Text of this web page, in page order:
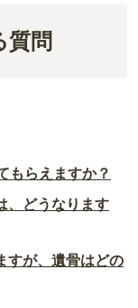
質問
もらえますか？
、どうなります
すが、遺骨はどの